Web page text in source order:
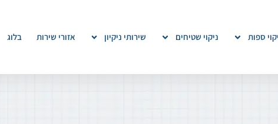
ספות ניקוי שטיחים שירותי ניקיון אזורי שירות בלוג